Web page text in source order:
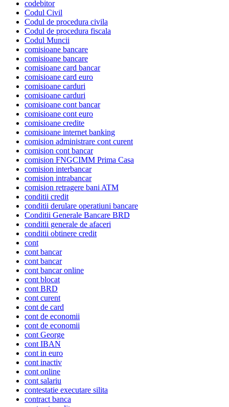
codebitor
Codul Civil
Codul de procedura civila
Codul de procedura fiscala
Codul Muncii
comisioane bancare
comisioane bancare
comisioane card bancar
comisioane card euro
comisioane carduri
comisioane carduri
comisioane cont bancar
comisioane cont euro
comisioane credite
comisioane internet banking
comision administrare cont curent
comision cont bancar
comision FNGCIMM Prima Casa
comision interbancar
comision intrabancar
comision retragere bani ATM
conditii credit
conditii derulare operatiuni bancare
Conditii Generale Bancare BRD
conditii generale de afaceri
conditii obtinere credit
cont
cont bancar
cont bancar
cont bancar online
cont blocat
cont BRD
cont curent
cont de card
cont de economii
cont de economii
cont George
cont IBAN
cont in euro
cont inactiv
cont online
cont salariu
contestatie executare silita
contract banca